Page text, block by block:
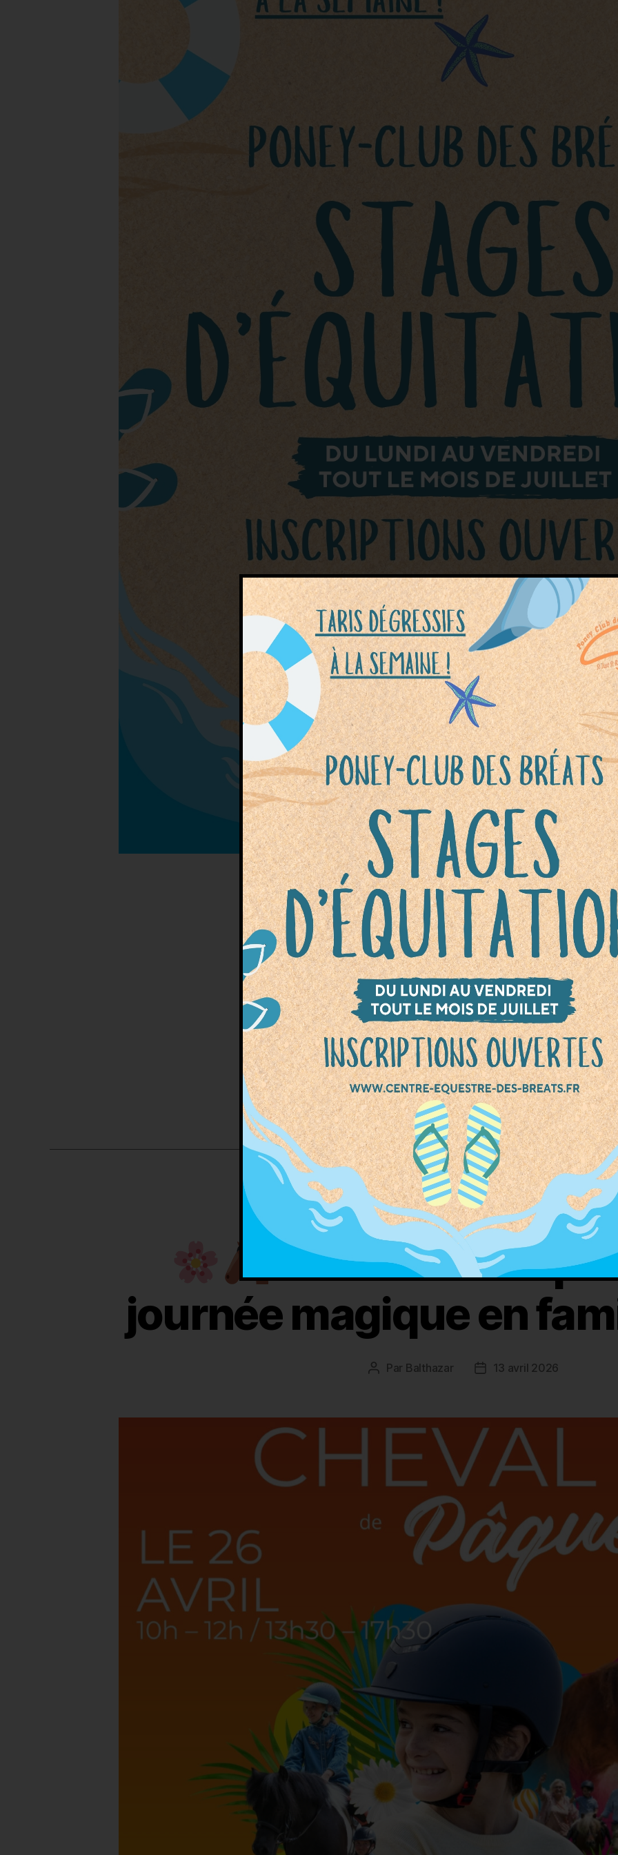
Envie de vacances qui changent vraiment ?
Le
Club des Bréats t’accueille tout le mois de juillet
stages d’équitation du lundi au vendredi !
Au
programme : Que tu sois débutant ou cavalier
viens vivre une semaine (ou plus
) au rythme des
poneys !
Tout le mois de juillet […]
Étiquettes
activités enfants,activités équestres,équitation,poney,poney-
stages équestres
Catégories
ÉVÈNEMENTS PORTES OUVERTES
Cheval de
journée magique en
Auteur
Par Balthazar
Date13 avril 2026